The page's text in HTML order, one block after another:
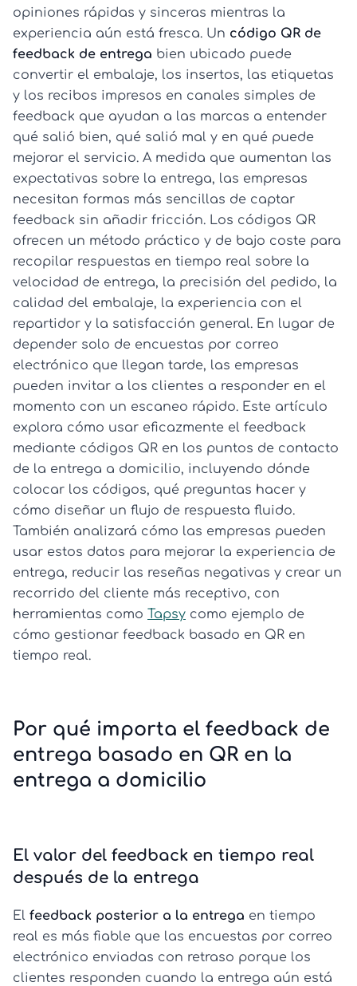
opiniones rápidas y sinceras mientras la
experiencia aún está fresca. Un código QR de
feedback de entrega bien ubicado puede
convertir el embalaje, los insertos, las etiquetas
y los recibos impresos en canales simples de
feedback que ayudan a las marcas a entender
qué salió bien, qué salió mal y en qué puede
mejorar el servicio. A medida que aumentan las
expectativas sobre la entrega, las empresas
necesitan formas más sencillas de captar
feedback sin añadir fricción. Los códigos QR
ofrecen un método práctico y de bajo coste para
recopilar respuestas en tiempo real sobre la
velocidad de entrega, la precisión del pedido, la
calidad del embalaje, la experiencia con el
repartidor y la satisfacción general. En lugar de
depender solo de encuestas por correo
electrónico que llegan tarde, las empresas
pueden invitar a los clientes a responder en el
momento con un escaneo rápido. Este artículo
explora cómo usar eficazmente el feedback
mediante códigos QR en los puntos de contacto
de la entrega a domicilio, incluyendo dónde
colocar los códigos, qué preguntas hacer y
cómo diseñar un flujo de respuesta fluido.
También analizará cómo las empresas pueden
usar estos datos para mejorar la experiencia de
entrega, reducir las reseñas negativas y crear un
recorrido del cliente más receptivo, con
herramientas como Tapsy como ejemplo de
cómo gestionar feedback basado en QR en
tiempo real.
Por qué importa el feedback de
entrega basado en QR en la
entrega a domicilio
El valor del feedback en tiempo real
después de la entrega
El feedback posterior a la entrega en tiempo
real es más fiable que las encuestas por correo
electrónico enviadas con retraso porque los
clientes responden cuando la entrega aún está